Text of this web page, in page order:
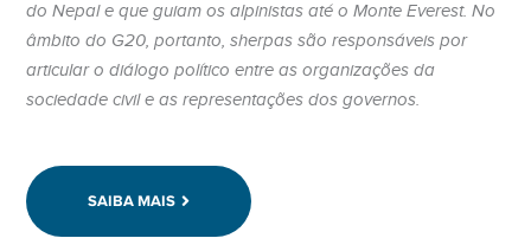
do Nepal e que guiam os alpinistas até o Monte Everest. No
âmbito do G20, portanto, sherpas são responsáveis por
articular o diálogo político entre as organizações da
sociedade civil e as representações dos governos.
SAIBA MAIS